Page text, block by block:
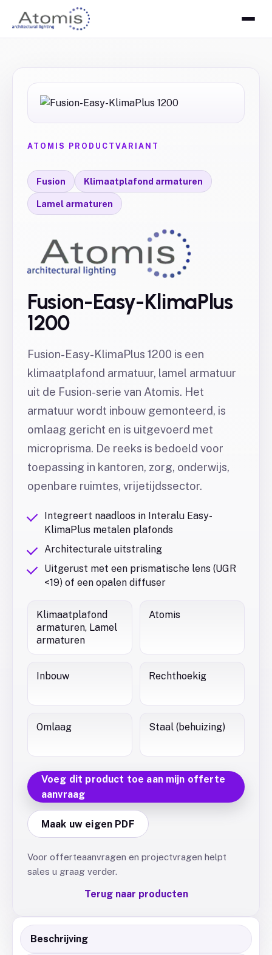
ATOMIS PRODUCTVARIANT
Fusion Klimaatplafond armaturen
Lamel armaturen
Fusion-Easy-KlimaPlus
1200
Fusion-Easy-KlimaPlus 1200 is een
klimaatplafond armatuur, lamel armatuur
uit de Fusion-serie van Atomis. Het
armatuur wordt inbouw gemonteerd, is
omlaag gericht en is uitgevoerd met
microprisma. De reeks is bedoeld voor
toepassing in kantoren, zorg, onderwijs,
openbare ruimtes, vrijetijdssector.
Integreert naadloos in Interalu Easy-
KlimaPlus metalen plafonds
Architecturale uitstraling
Uitgerust met een prismatische lens (UGR
<19) of een opalen diffuser
Klimaatplafond
armaturen, Lamel
armaturen
Atomis
Inbouw Rechthoekig
Omlaag Staal (behuizing)
Voeg dit product toe aan mijn offerte
aanvraag
Maak uw eigen PDF
Voor offerteaanvragen en projectvragen helpt
sales u graag verder.
Terug naar producten
Beschrijving